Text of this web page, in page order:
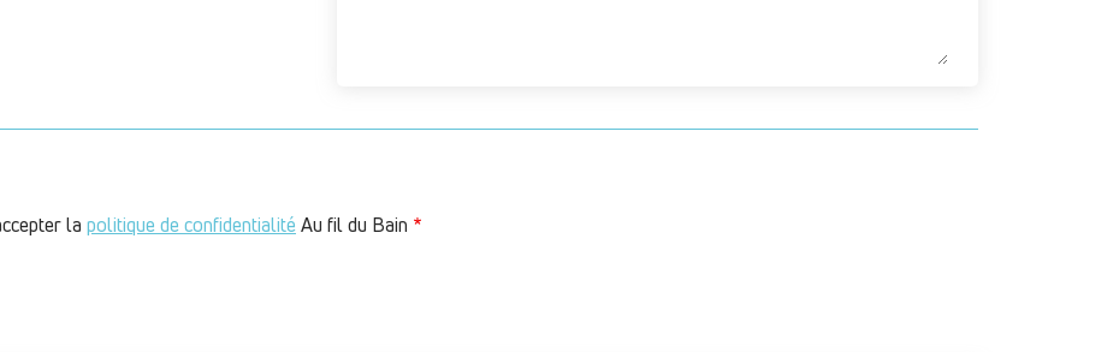
la politique de confidentialitéAu fil du Bain